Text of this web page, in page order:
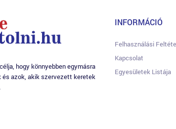
hogy könnyebben egymásra
azok, akik szervezett keretek
INFORMÁCIÓ
Felhasználási
Kapcsolat
Egyesületek Listája